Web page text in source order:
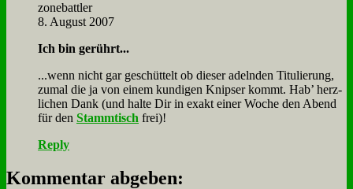
zone­batt­ler
8. August 2007
Ich bin ge­rührt...
...wenn nicht gar ge­schüt­telt ob die­ser adeln­den Ti­tu­lie­rung,
zu­mal die ja von ei­nem kun­di­gen Knip­ser kommt. Hab’ herz­
li­chen Dank (und hal­te Dir in ex­akt ei­ner Wo­che den Abend
für den Stamm­tisch frei)!
Reply
Kommentar abgeben: